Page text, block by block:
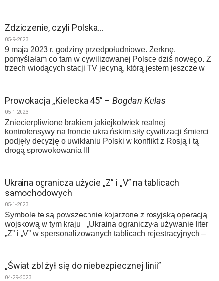
Zdziczenie, czyli Polska…
05-9-2023
9 maja 2023 r. godziny przedpołudniowe. Zerknę,
pomyślałam co tam w cywilizowanej Polsce dziś nowego. Z
trzech wiodących stacji TV jedyną, którą jestem jeszcze w
Prowokacja „Kielecka 45” – Bogdan Kulas
05-1-2023
Zniecierpliwione brakiem jakiejkolwiek realnej
kontrofensywy na froncie ukraińskim siły cywilizacji śmierci
podjęły decyzję o uwikłaniu Polski w konflikt z Rosją i tą
drogą sprowokowania III
Ukraina ogranicza użycie „Z” i „V” na tablicach
samochodowych
05-1-2023
Symbole te są powszechnie kojarzone z rosyjską operacją
wojskową w tym kraju „Ukraina ograniczyła używanie liter
„Z” i „V” w spersonalizowanych tablicach rejestracyjnych –
„Świat zbliżył się do niebezpiecznej linii”
04-29-2023